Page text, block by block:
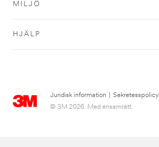
MILJÖ
HJÄLP
Juridisk information Sekretesspolicy
© 3M 2026. Med ensamrätt.